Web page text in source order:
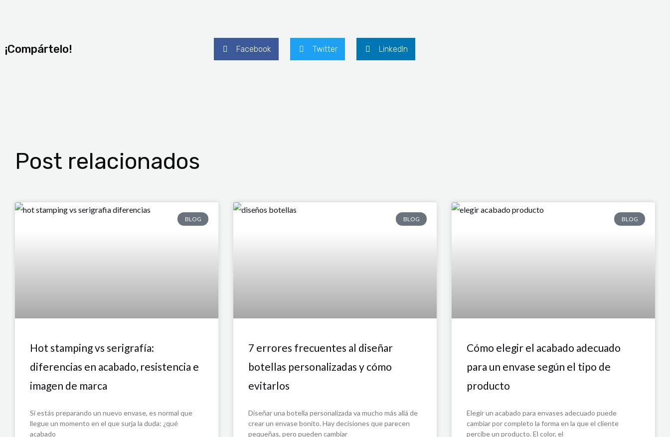
¡Compártelo! Facebook Twitter LinkedIn
Post relacionados
BLOG
Hot stamping vs serigrafía:
diferencias en acabado, resistencia e
imagen de marca
Si estás preparando un nuevo envase, es normal que
llegue un momento en el que surja la duda: ¿qué
acabado
BLOG
7 errores frecuentes al diseñar
botellas personalizadas y cómo
evitarlos
Diseñar una botella personalizada va mucho más allá de
crear un envase bonito. Hay decisiones que parecen
pequeñas, pero pueden cambiar
BLOG
Cómo elegir el acabado adecuado
para un envase según el tipo de
producto
Elegir un acabado para envases adecuado puede
cambiar por completo la forma en la que el cliente
percibe un producto. El color, el